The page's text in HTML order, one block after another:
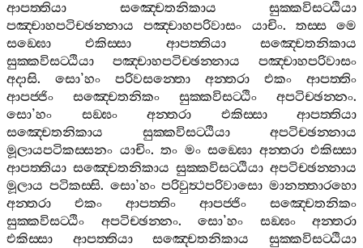
ආපත‍්තියා
සඤ‍්චෙතනිකාය
සුක‍්කවිසට‍්ඨියා
පඤ‍්චාහපටිච‍්ඡන‍්නාය
පඤ‍්චාහපරිවාසං යාචිං. තස‍්ස
මෙ
සඞ‍්ඝො
එකිස‍්සා ආපත‍්තියා
සඤ‍්චෙතනිකාය
සුක‍්කවිසට‍්ඨියා
පඤ‍්චාහපටිච‍්ඡන‍්නාය
පඤ‍්චාහපරිවාසං
අදාසි. සො’හං පරිවසන‍්තො අන‍්තරා එකං
ආපත‍්තිං
ආපජ‍්ජිං
සඤ‍්චෙතනිකං සුක‍්කවිසට‍්ඨිං අපටිච‍්ඡන‍්නං.
සො’හං සඞ‍්ඝං අන‍්තරා එකිස‍්සා
ආපත‍්තියා
සඤ‍්චෙතනිකාය
සුක‍්කවිසට‍්ඨියා
අපටිච‍්ඡන‍්නාය
මූලායපටිකස‍්සනං යාචිං. තං මං සඞ‍්ඝො අන‍්තරා එකිස‍්සා
ආපත‍්තියා සඤ‍්චෙතනිකාය සුක‍්කවිසට‍්ඨියා අපටිච‍්ඡන‍්නාය
මූලාය පටිකස‍්සි. සො’හං පරිවුත්‍ථපරිවාසො මානත‍්තාරහො
අන‍්තරා
එකං ආපත‍්තිං ආපජ‍්ජිං
සඤ‍්චෙතනිකං
සුක‍්කවිසට‍්ඨිං
අපටිච‍්ඡන‍්නං. සො’හං සඞ‍්ඝං
අන‍්තරා
එකිස‍්සා
ආපත‍්තියා සඤ‍්චෙතනිකාය
සුක‍්කවිසට‍්ඨියා